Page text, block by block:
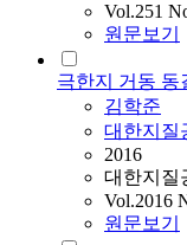
Vol.251
원문보기
극한지 거동 동
김학준
대한지질
2016
대한지질
Vol.2016
원문보기